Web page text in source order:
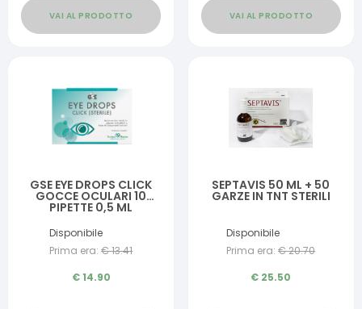
VAI AL PRODOTTO VAI AL PRODOTTO
GSE EYE DROPS CLICK
GOCCE OCULARI 10
PIPETTE 0,5 ML
Disponibile
Prima era: €13.41
€14.90
SEPTAVIS 50 ML + 50
GARZE IN TNT STERILI
Disponibile
Prima era: €20.70
€ 25.50